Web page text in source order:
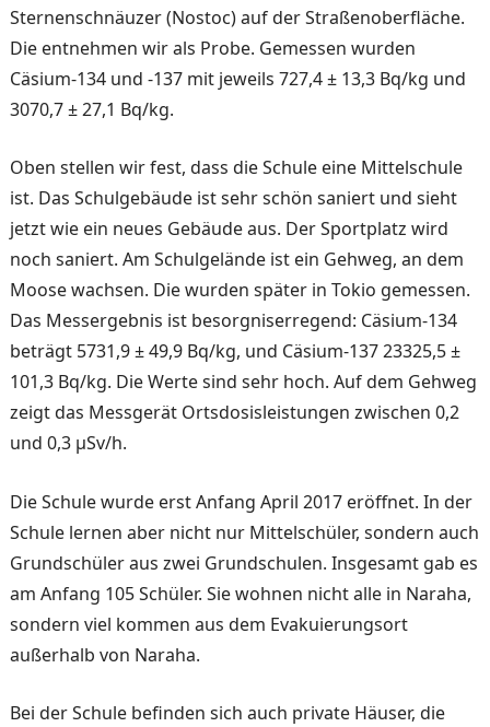
Ster­nenschnäuzer (Nostoc) auf der Straßenoberfläche.
Die ent­nehmen wir als Probe. Ge­messen wurden
Cäsium-134 und -137 mit jeweils 727,4 ± 13,3 Bq/kg und
3070,7 ± 27,1 Bq/kg.
Oben stellen wir fest, dass die Schule eine Mittelschule
ist. Das Schulgebäude ist sehr schön saniert und sieht
jetzt wie ein neues Gebäude aus. Der Sportplatz wird
noch sa­niert. Am Schulgelände ist ein Gehweg, an dem
Moose wachsen. Die wurden später in Tokio gemessen.
Das Messer­gebnis ist besorgniserregend: Cäsium-134
beträgt 5731,9 ± 49,9 Bq/kg, und Cäsium-137 23325,5 ±
101,3 Bq/kg. Die Werte sind sehr hoch. Auf dem Gehweg
zeigt das Mess­gerät Ortsdosisleistungen zwi­schen 0,2
und 0,3 μSv/h.
Die Schule wurde erst Anfang April 2017 eröffnet. In der
Schule lernen aber nicht nur Mittelschüler, sondern auch
Grundschüler aus zwei Grundschulen. Insgesamt gab es
am Anfang 105 Schüler. Sie wohnen nicht alle in Naraha,
sondern viel kommen aus dem Evakuierungsort
außerhalb von Naraha.
Bei der Schule befinden sich auch private Häuser, die